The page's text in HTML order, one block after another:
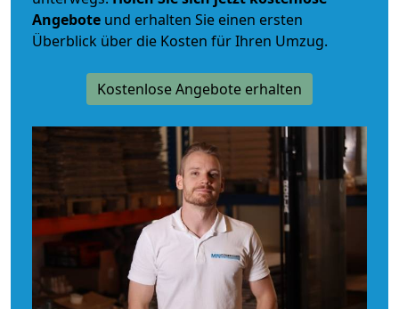
Angebote und erhalten Sie einen ersten
Überblick über die Kosten für Ihren Umzug.
Kostenlose Angebote erhalten